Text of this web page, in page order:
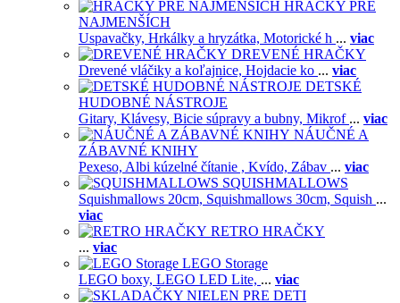
HRAČKY PRE
NAJMENŠÍCH
Uspavačky, Hrkálky a hryzátka, Motorické h ... viac
DREVENÉ HRAČKY
Drevené vláčiky a koľajnice, Hojdacie ko ... viac
DETSKÉ
HUDOBNÉ NÁSTROJE
Gitary, Klávesy, Bicie súpravy a bubny, Mikrof ... viac
NÁUČNÉ A
ZÁBAVNÉ KNIHY
Pexeso, Albi kúzelné čítanie , Kvído, Zábav ... viac
SQUISHMALLOWS
Squishmallows 20cm, Squishmallows 30cm, Squish ...
viac
RETRO HRAČKY
... viac
LEGO Storage
LEGO boxy, LEGO LED Lite, ... viac